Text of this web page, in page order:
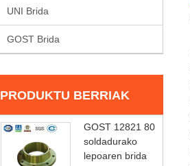
UNI Brida
GOST Brida
PRODUKTU BERRIAK
GOST 12821 80
soldadurako
lepoaren brida